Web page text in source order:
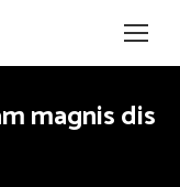
magnis dis